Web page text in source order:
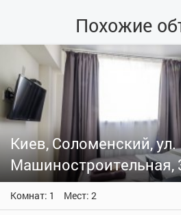
Похожие
Киев, Соломенский, ул.
Машиностроительная,
Комнат: 1 Мест: 2